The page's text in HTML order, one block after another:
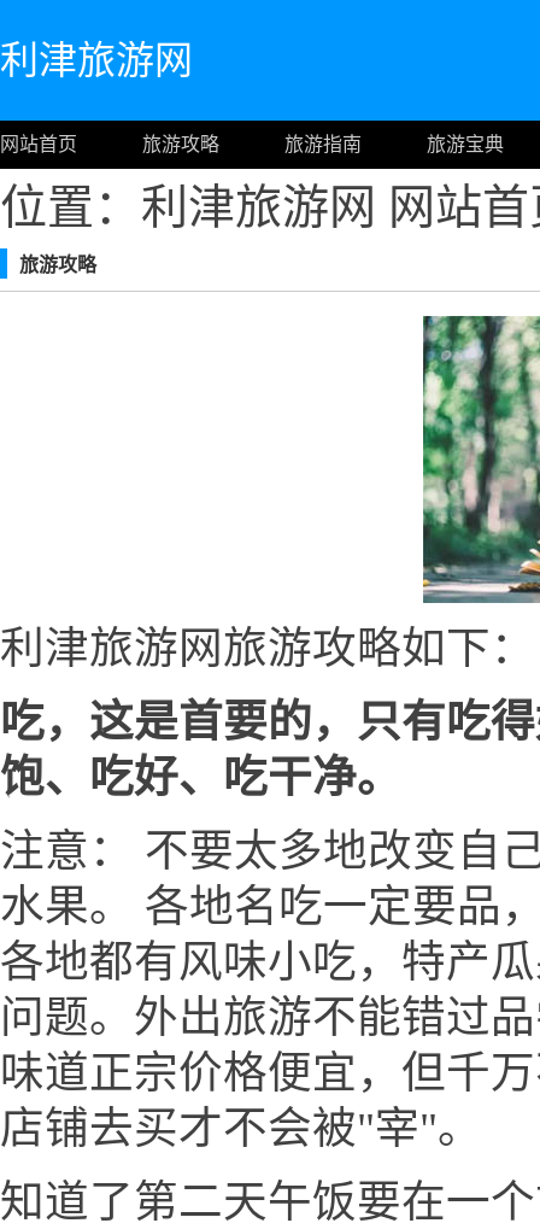
利津旅游网
网站首页 旅游攻略 旅游指南 旅游宝典
位置：利津旅游网 网站
旅游攻略
利津旅游网旅游攻略如下：
吃，这是首要的，只有吃
饱、吃好、吃干净。
注意： 不要太多地改变自
水果。 各地名吃一定要品
各地都有风味小吃，特产
问题。外出旅游不能错过
味道正宗价格便宜，但千
店铺去买才不会被"宰"。
知道了第二天午饭要在一